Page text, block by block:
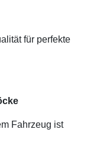
für perfekte
Fahrzeug ist